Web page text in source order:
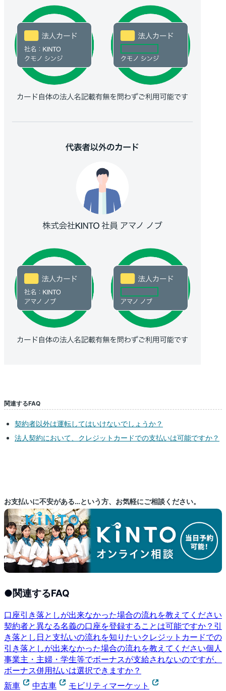
関連するFAQ
契約者以外は運転してはいけないでしょうか？
法人契約において、クレジットカードでの支払いは可能ですか？
お支払いに不安がある…という方、お気軽にご相談ください。
●関連するFAQ
口座引き落としが出来なかった場合の流れを教えてください
契約者と異なる名義の口座を登録することは可能ですか？ 引
き落とし日と支払いの流れを知りたいクレジットカードでの
引き落としが出来なかった場合の流れを教えてください個人
事業主・主婦・学生等でボーナスが支給されないのですが、
ボーナス併用払いは選択できますか？
新車
中古車 モビリティマーケット